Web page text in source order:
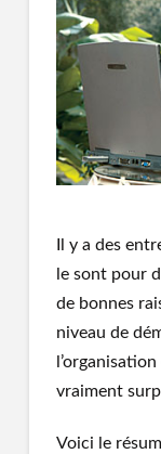
Il y a des
le sont pour
de bonnes
niveau de
vraiment
Voici le